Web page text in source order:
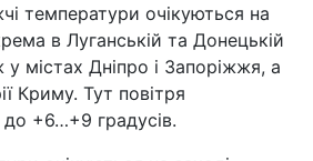
температури очікуються на
в Луганській та Донецькій
містах Дніпро і Запоріжжя, а
Криму. Тут повітря
+6…+9 градусів.